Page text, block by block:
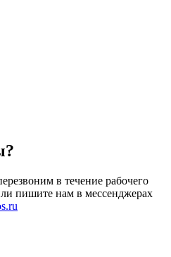
в течение рабочего
пишите нам в мессенджерах